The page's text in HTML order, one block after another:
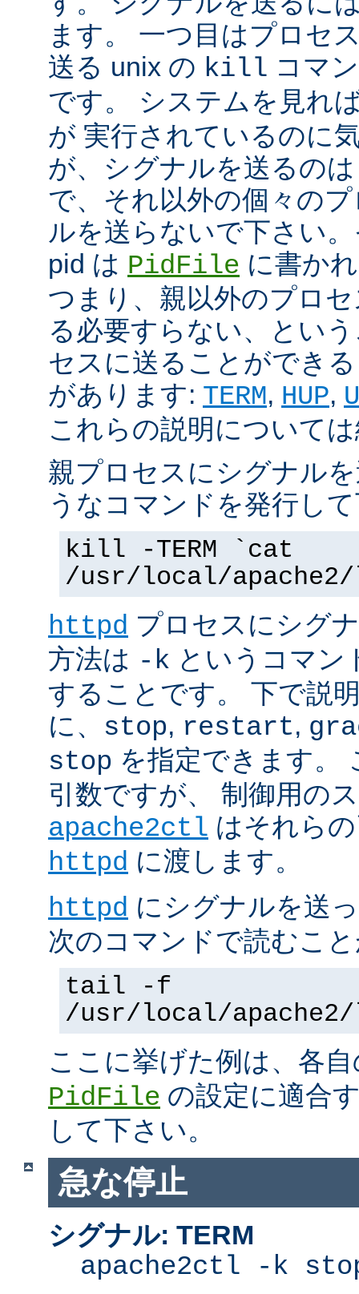
ます。 一つ目はプロセ
送る unix の kill コマ
です。 システムを見れ
が 実行されているのに
が、シグナルを送るの
で、それ以外の個々の
ルを送らないで下さい
pid は PidFile に書か
つまり、親以外のプロ
る必要すらない、とい
セスに送ることができ
があります: TERM, HUP,
これらの説明について
親プロセスにシグナル
うなコマンドを発行し
kill -TERM `cat
/usr/local/
httpd プロセスにシグ
方法は -k というコマン
することです。 下で説
に、 stop, restart,
stop を指定できます。
引数ですが、 制御用の
apache2ctl はそれら
httpd に渡します。
httpd にシグナルを送
次のコマンドで読むこ
tail -f
/usr/local/
ここに挙げた例は、各
PidFile の設定に適合
して下さい。
急な停止
シグナル: TERM
apache2ctl -k